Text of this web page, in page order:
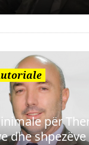
për
dhe shpezëve